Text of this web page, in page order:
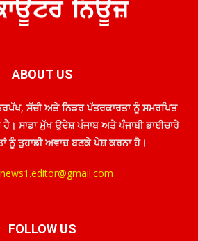
ABOUT US
ਸੱਚੀ ਅਤੇ ਨਿਡਰ ਪੱਤਰਕਾਰਤਾ ਨੂੰ ਸਮਰਪਿਤ
ਸਾਡਾ ਮੁੱਖ ਉਦੇਸ਼ ਪੰਜਾਬ ਅਤੇ ਪੰਜਾਬੀ ਭਾਈਚਾਰੇ
ਨੂੰ ਤੁਹਾਡੀ ਅਵਾਜ਼ ਬਣਕੇ ਪੇਸ਼ ਕਰਨਾ ਹੈ।
FOLLOW US